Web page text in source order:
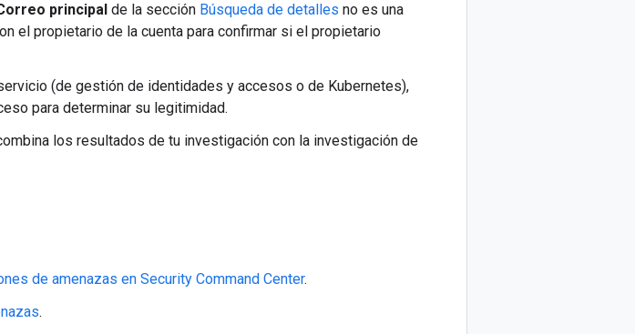
principal de la sección Búsqueda de detalles no es una
el propietario de la cuenta para confirmar si el propietario
(de gestión de identidades y accesos o de Kubernetes),
para determinar su legitimidad.
los resultados de tu investigación con la investigación de
de amenazas en Security Command Center.
.